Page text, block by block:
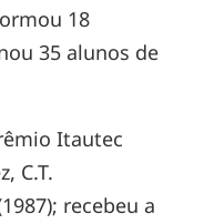
18
35 alunos de
Itautec
C.T.
recebeu a